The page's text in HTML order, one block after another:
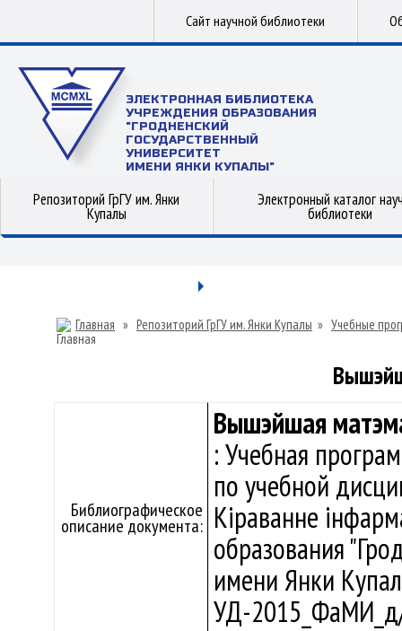
Сайт научной библиотеки
ЭЛЕКТРОННАЯ БИБЛИОТЕКА
УЧРЕЖДЕНИЯ ОБРАЗОВАНИЯ
"ГРОДНЕНСКИЙ
ГОСУДАРСТВЕННЫЙ
УНИВЕРСИТЕТ
ИМЕНИ ЯНКИ КУПАЛЫ"
Репозиторий ГрГУ им. Янки
Купалы
Электронный каталог
библиотеки
Главная » Репозиторий ГрГУ им. Янки Купалы » Учебные
Библиографическое
описание документа:
Вышэйшая
: Учебная
по учебной
Кіраванне
образования
имени Янки
УД-